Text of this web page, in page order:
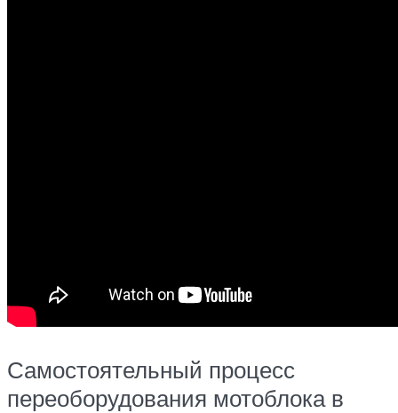
Самостоятельный процесс
переоборудования мотоблока в